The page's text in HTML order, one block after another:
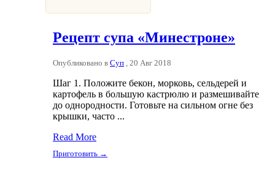
Рецепт супа «Минестроне»
Опубликовано в Суп , 20 Авг 2018
Шаг 1. Положите бекон, морковь, сельдерей и
картофель в большую кастрюлю и размешивайте
до однородности. Готовьте на сильном огне без
крышки, часто ...
Read More
Приготовить →